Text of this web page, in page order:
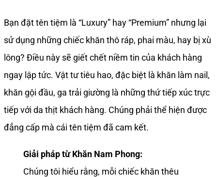
Bạn đặt tên tiệm là “Luxury” hay “Premium” nhưng lại
sử dụng những chiếc khăn thô ráp, phai màu, hay bị xù
lông? Điều này sẽ giết chết niềm tin của khách hàng
ngay lập tức. Vật tư tiêu hao, đặc biệt là khăn làm nail,
khăn gội đầu, ga trải giường là những thứ tiếp xúc trực
tiếp với da thịt khách hàng. Chúng phải thể hiện được
đẳng cấp mà cái tên tiệm đã cam kết.
Giải pháp từ Khăn Nam Phong:
Chúng tôi hiểu rằng, mỗi chiếc khăn thêu